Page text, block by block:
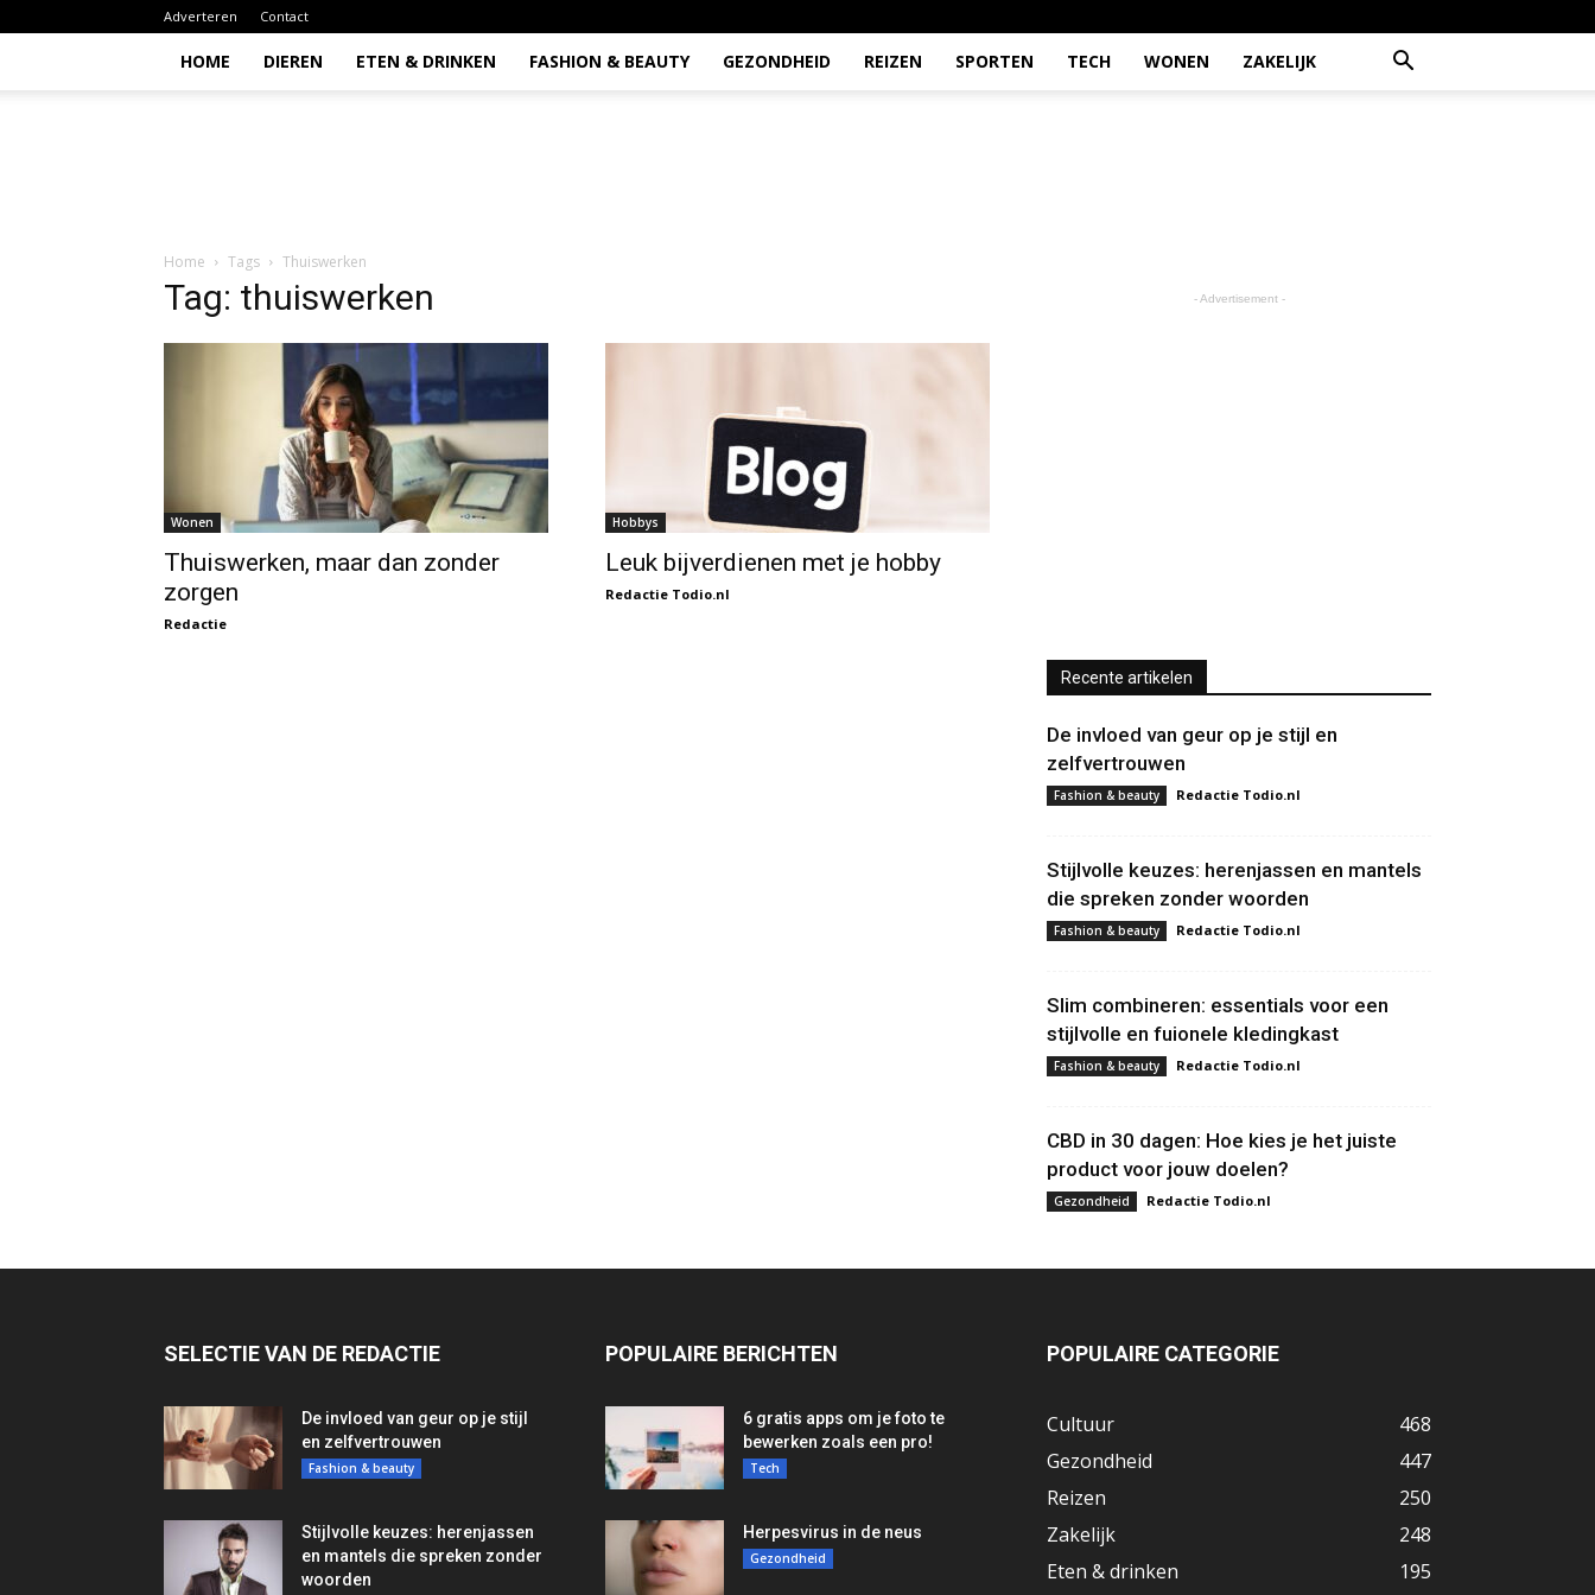
Adverteren Contact
HOME DIEREN ETEN & DRINKEN FASHION & BEAUTY GEZONDHEID REIZEN SPORTEN TECH WONEN ZAKELIJK
Home Tags Thuiswerken
Tag: thuiswerken
Wonen
Thuiswerken, maar dan zonder
zorgen
Redactie
Hobbys
Leuk bijverdienen met je hobby
Redactie Todio.nl
- Advertisement -
Recente artikelen
De invloed van geur op je stijl en
zelfvertrouwen
Fashion & beauty Redactie Todio.nl
Stijlvolle keuzes: herenjassen en mantels
die spreken zonder woorden
Fashion & beauty Redactie Todio.nl
Slim combineren: essentials voor een
stijlvolle en fuionele kledingkast
Fashion & beauty Redactie Todio.nl
CBD in 30 dagen: Hoe kies je het juiste
product voor jouw doelen?
Gezondheid Redactie Todio.nl
SELECTIE VAN DE REDACTIE
De invloed van geur op je stijl
en zelfvertrouwen
Fashion & beauty
Stijlvolle keuzes: herenjassen
en mantels die spreken zonder
woorden
POPULAIRE BERICHTEN
6 gratis apps om je foto te
bewerken zoals een pro!
Tech
Herpesvirus in de neus
Gezondheid
POPULAIRE CATEGORIE
Cultuur
468
Gezondheid
447
Reizen
250
Zakelijk
248
Eten & drinken
195